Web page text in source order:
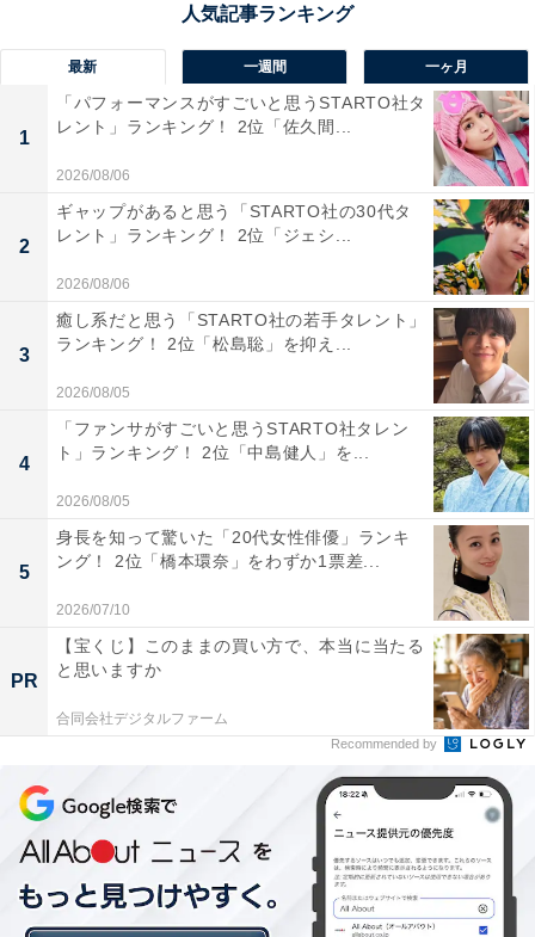
が壮観です。浄土平を始め、「吾妻八景」と呼ばれる見
どころには、紅葉に染まる山肌や荒涼とした火山地形が
織り交ざった景観が広がります。紅葉の見頃は例年、9
月下旬から10月中旬。ドライブやツーリングが好きな人
には絶好のルートで、道中での温泉への立ち寄りも旅を
豊かにしてくれます。
回答者からは「日本の『紅葉絶景ロード』とも称される
山岳道路。浄土平や吾妻小富士を背景に、赤や黄の紅葉
が山肌を覆うスケール感は圧巻」（50代男性／神奈川
県）、「吾妻連峰の稜線を縫うように走る道路から、火
山活動によって形成された荒々しい景色と、燃えるよう
な紅葉のコントラストを間近に眺められるから」（60代
男性／埼玉県）、「ここはとにかく紅葉が美しい。福島
市から猪苗代湖にかけての秋は、少し早めに始まるよう
だ。一教山の辺りは活火山から噴出する有毒ガスの危険
性から窓を開けられないが、そこら辺から見える紅葉は
絨毯のようだった。できれば停車して、ゆっくり眺めて
みたい」（40代男性／新潟県）といった声が集まりまし
※回答者からのコメントは原文ママです
この記事の執筆者： 坂上 恵
All About ニュースの編集者。オールアバウトに入社後、SNSトレン
ドにフォーカスした記事執筆やSEOライティングの経験を経て、の
ちにAll About ニュースチームのメンバーに加入。現在は旅行・カル
...続きを読む
最新 一週間 一ヶ月
1
「パフォーマンスがすごいと思うSTARTO社タ
レント」ランキング！ 2位「佐久間...
2026/08/06
2
ギャップがあると思う「STARTO社の30代タ
レント」ランキング！ 2位「ジェシ...
2026/08/06
3
癒し系だと思う「STARTO社の若手タレント」
ランキング！ 2位「松島聡」を抑え...
2026/08/05
4
「ファンサがすごいと思うSTARTO社タレン
ト」ランキング！ 2位「中島健人」を...
2026/08/05
5
身長を知って驚いた「20代女性俳優」ランキ
ング！ 2位「橋本環奈」をわずか1票差...
2026/07/10
PR
【宝くじ】このままの買い方で、本当に当たる
と思いますか
合同会社デジタルファーム
Recommended by